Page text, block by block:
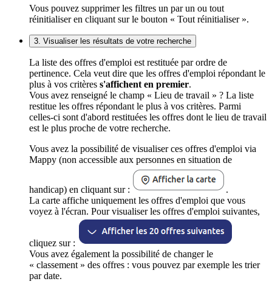
Vous pouvez supprimer les filtres un par un ou tout
réinitialiser en cliquant sur le bouton « Tout réinitialiser ».
3. Visualiser les résultats de votre recherche
La liste des offres d'emploi est restituée par ordre de
pertinence. Cela veut dire que les offres d'emploi répondant le
plus à vos critères s'affichent en premier.
Vous avez renseigné le champ « Lieu de travail » ? La liste
restitue les offres répondant le plus à vos critères. Parmi
celles-ci sont d'abord restituées les offres dont le lieu de travail
est le plus proche de votre recherche.
Vous avez la possibilité de visualiser ces offres d'emploi via
Mappy (non accessible aux personnes en situation de
handicap) en cliquant sur :
.
La carte affiche uniquement les offres d'emploi que vous
voyez à l'écran. Pour visualiser les offres d'emploi suivantes,
cliquez sur :
Vous avez également la possibilité de changer le
« classement » des offres : vous pouvez par exemple les trier
par date.